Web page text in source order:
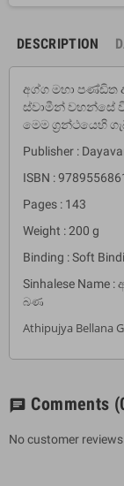
DESCRIPTION
අග්ග මහා පණ්ඩිත
ස්වාමීන් වහන්සේ
මෙම ග්‍රන්ථයෙහි
Publisher :
ISBN :
Pages : 143
Weight : 200 g
Binding : Soft
Sinhalese Name :
බණ
Athipujya Bellana
chat Comments
No customer